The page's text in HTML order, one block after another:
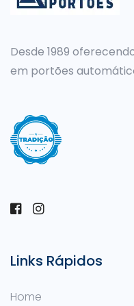
Desde 1989
em portões
Links Rápidos
Home